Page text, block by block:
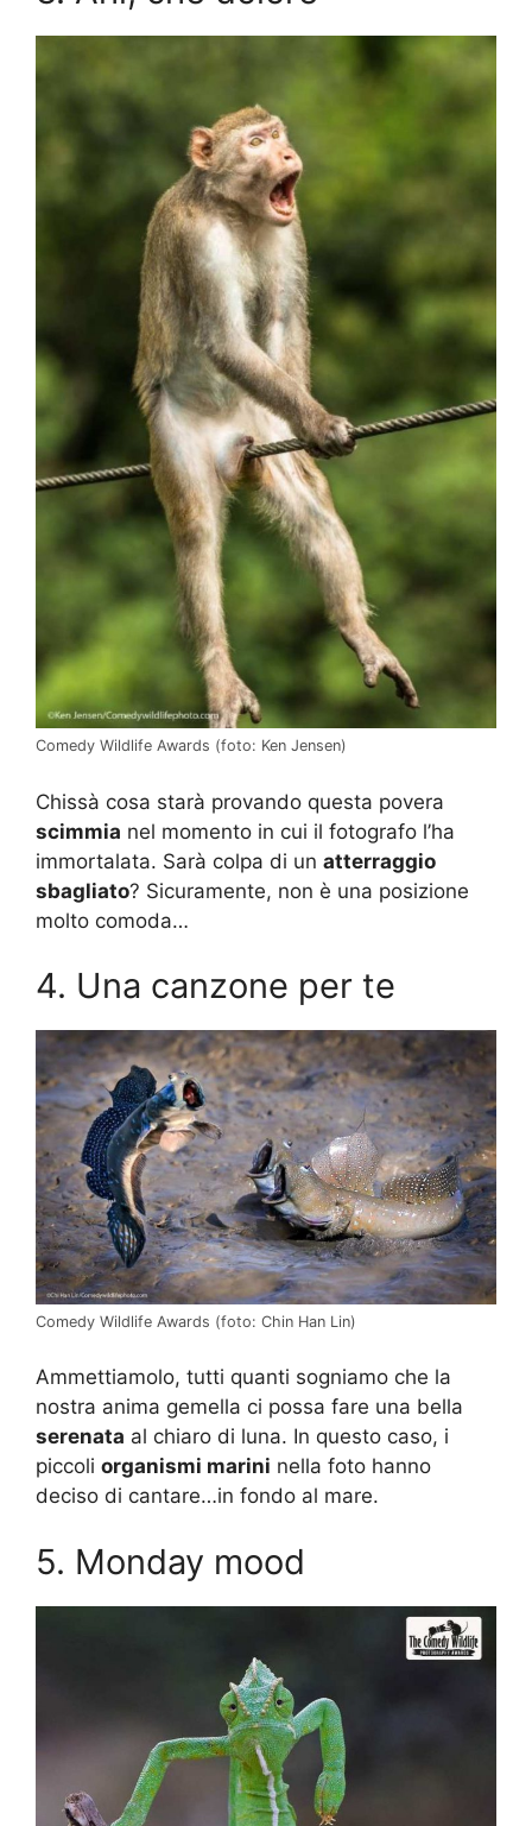
Comedy Wildlife Awards (foto: Ken Jensen)
Chissà cosa starà provando questa povera
scimmia nel momento in cui il fotografo l’ha
immortalata. Sarà colpa di un atterraggio
sbagliato? Sicuramente, non è una posizione
molto comoda…
4. Una canzone per te
Comedy Wildlife Awards (foto: Chin Han Lin)
Ammettiamolo, tutti quanti sogniamo che la
nostra anima gemella ci possa fare una bella
serenata al chiaro di luna. In questo caso, i
piccoli organismi marini nella foto hanno
deciso di cantare…in fondo al mare.
5. Monday mood